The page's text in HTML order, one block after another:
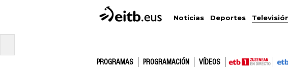
Noticias Deportes
PROGRAMAS PROGRAMACIÓN VÍDEOS